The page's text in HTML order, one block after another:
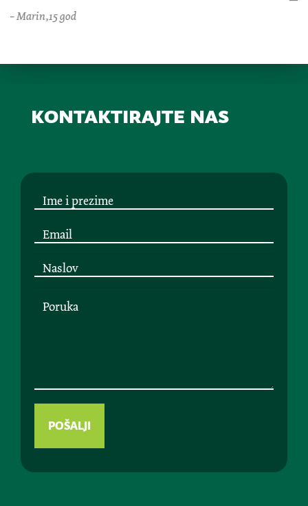
kontaktirajte nas
POŠALJI